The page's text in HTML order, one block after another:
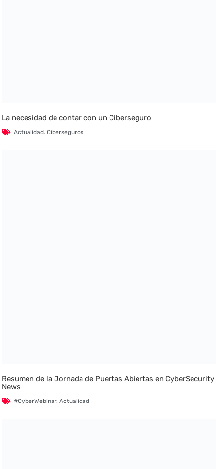
La necesidad de contar con un Ciberseguro
Actualidad,Ciberseguros
Resumen de la Jornada de Puertas Abiertas en CyberSecurity
News
#CyberWebinar,Actualidad